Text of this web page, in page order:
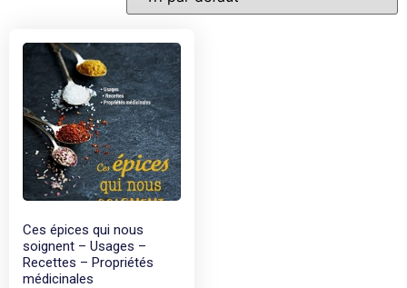
Ces épices qui nous
soignent – Usages –
Recettes – Propriétés
médicinales